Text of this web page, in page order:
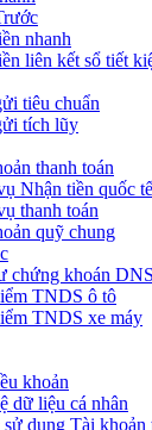
nhanh
liên kết sổ tiết
tiêu chuẩn
tích lũy
thanh toán
Nhận tiền quốc
thanh toán
quỹ chung
chứng khoán
TNDS ô tô
TNDS xe máy
khoản
dữ liệu cá nhân
dụng Tài khoản